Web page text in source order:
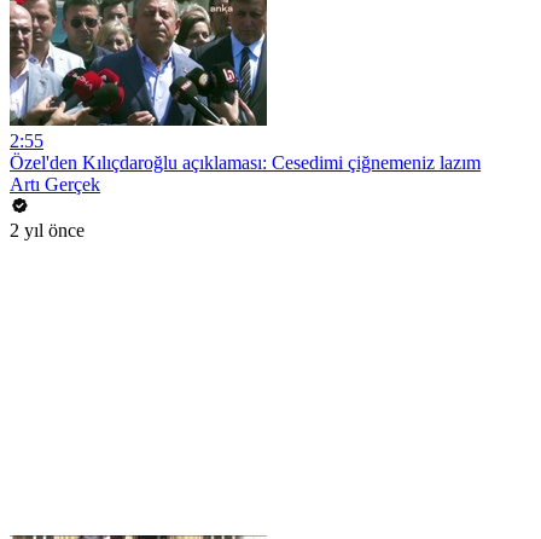
2:55
Özel'den Kılıçdaroğlu açıklaması: Cesedimi çiğnemeniz lazım
Artı Gerçek
2 yıl önce